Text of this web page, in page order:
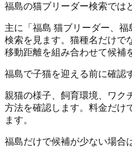
福島の猫ブリーダー検索では
主に「福島 猫ブリーダー、
検索を見ます。猫種名だけで
移動距離を組み合わせて候補
福島で子猫を迎える前に確認
親猫の様子、飼育環境、ワク
方法を確認します。料金だけ
ます。
福島だけで候補が少ない場合